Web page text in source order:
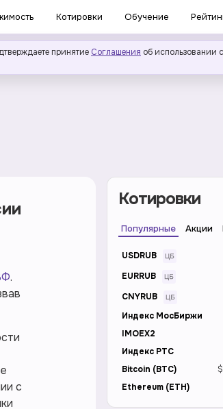
Котировки Обучение
принятие Соглашения об использовании
.
с
Котировки
Популярные Акции
USDRUB
EURRUB
CNYRUB
Индекс МосБиржи
IMOEX2
Индекс РТС
Bitcoin (BTC)
Ethereum (ETH)